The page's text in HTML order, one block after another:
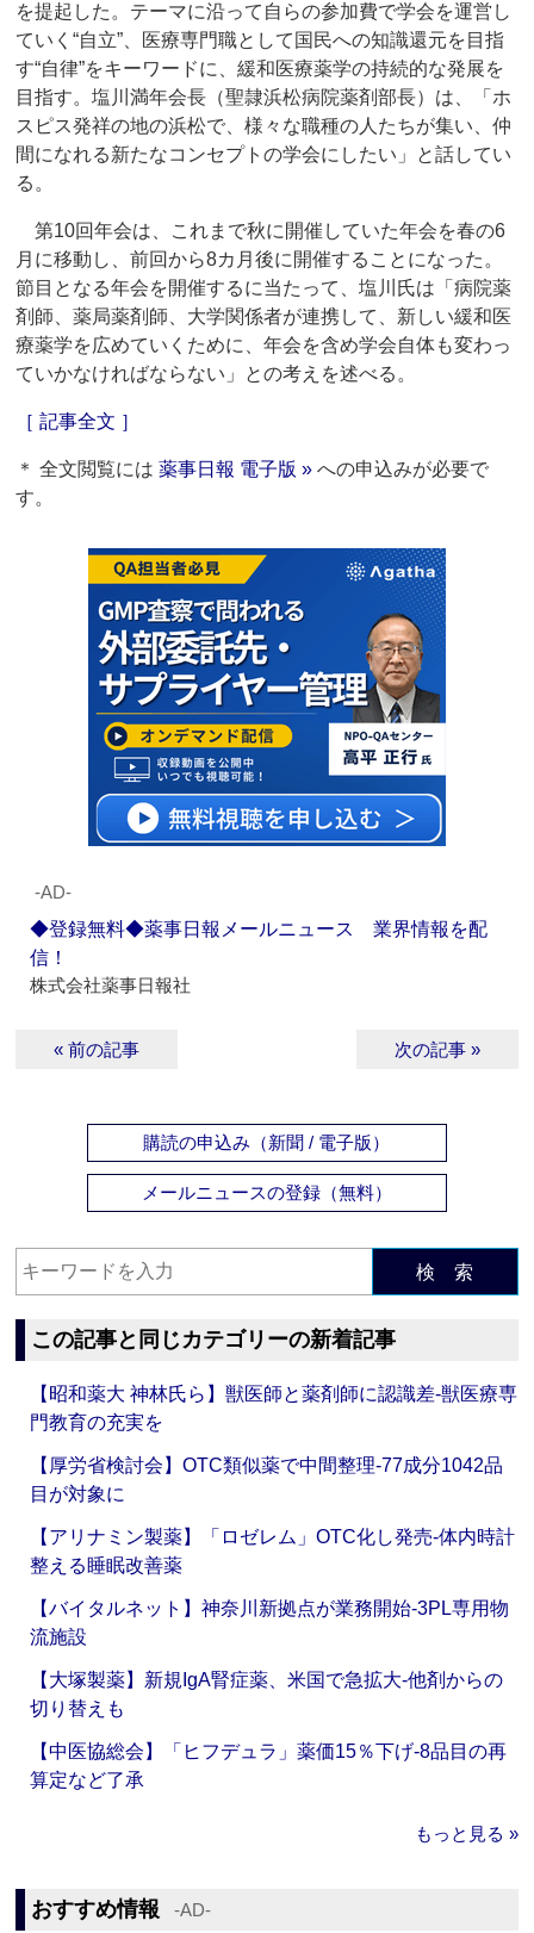
を提起した。テーマに沿って自らの参加費で学会を運営し
ていく“自立”、医療専門職として国民への知識還元を目指
す“自律”をキーワードに、緩和医療薬学の持続的な発展を
目指す。塩川満年会長（聖隷浜松病院薬剤部長）は、「ホ
スピス発祥の地の浜松で、様々な職種の人たちが集い、仲
間になれる新たなコンセプトの学会にしたい」と話してい
る。
第10回年会は、これまで秋に開催していた年会を春の6
月に移動し、前回から8カ月後に開催することになった。
節目となる年会を開催するに当たって、塩川氏は「病院薬
剤師、薬局薬剤師、大学関係者が連携して、新しい緩和医
療薬学を広めていくために、年会を含め学会自体も変わっ
ていかなければならない」との考えを述べる。
［ 記事全文 ］
＊ 全文閲覧には薬事日報 電子版 » への申込みが必要で
す。
‐AD‐
◆登録無料◆薬事日報メールニュース 業界情報を配
信！
株式会社薬事日報社
« 前の記事 次の記事 »
購読の申込み（新聞 / 電子版）
メールニュースの登録（無料）
検 索
この記事と同じカテゴリーの新着記事
【昭和薬大 神林氏ら】獣医師と薬剤師に認識差‐獣医療専
門教育の充実を
【厚労省検討会】OTC類似薬で中間整理‐77成分1042品
目が対象に
【アリナミン製薬】「ロゼレム」OTC化し発売‐体内時計
整える睡眠改善薬
【バイタルネット】神奈川新拠点が業務開始‐3PL専用物
流施設
【大塚製薬】新規IgA腎症薬、米国で急拡大‐他剤からの
切り替えも
【中医協総会】「ヒフデュラ」薬価15％下げ‐8品目の再
算定など了承
もっと見る »
おすすめ情報 ‐AD‐